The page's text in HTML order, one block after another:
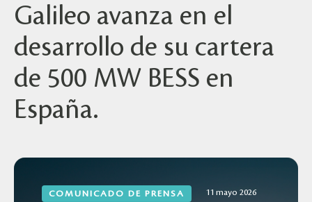
Galileo avanza en el
desarrollo de su cartera
de 500 MW BESS en
España.
COMUNICADO DE PRENSA 11 mayo 2026